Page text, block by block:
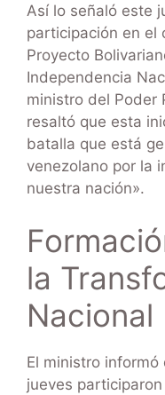
Así lo señaló este
participación en el
Proyecto
Independencia
ministro del Poder
resaltó que esta
batalla que está
venezolano por la
nuestra nación».
la
Nacional
El ministro
jueves